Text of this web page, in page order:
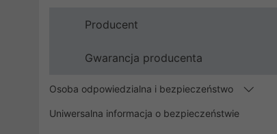
Producent
Gwarancja producenta
Osoba odpowiedzialna i bezpieczeństwo
Uniwersalna informacja o bezpieczeństwie